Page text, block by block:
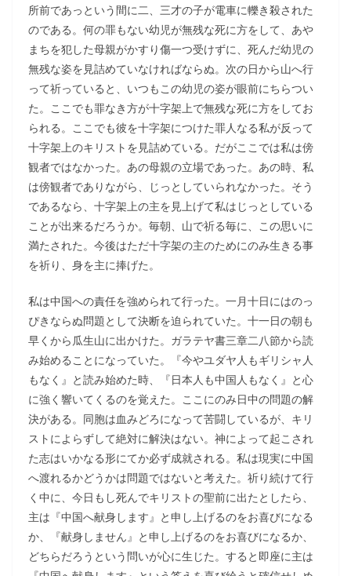
所前であっという間に二、三才の子が電車に轢き殺された
のである。何の罪もない幼児が無残な死に方をして、あや
まちを犯した母親がかすり傷一つ受けずに、死んだ幼児の
無残な姿を見詰めていなければならぬ。次の日から山へ行
って祈っていると、いつもこの幼児の姿が眼前にちらつい
た。ここでも罪なき方が十字架上で無残な死に方をしてお
られる。ここでも彼を十字架につけた罪人なる私が反って
十字架上のキリストを見詰めている。だがここでは私は傍
観者ではなかった。あの母親の立場であった。あの時、私
は傍観者でありながら、じっとしていられなかった。そう
であるなら、十字架上の主を見上げて私はじっとしている
ことが出来るだろうか。毎朝、山で祈る毎に、この思いに
満たされた。今後はただ十字架の主のためにのみ生きる事
を祈り、身を主に捧げた。
私は中国への責任を強められて行った。一月十日にはのっ
ぴきならぬ問題として決断を迫られていた。十一日の朝も
早くから瓜生山に出かけた。ガラテヤ書三章二八節から読
み始めることになっていた。『今やユダヤ人もギリシャ人
もなく』と読み始めた時、『日本人も中国人もなく』と心
に強く響いてくるのを覚えた。ここにのみ日中の問題の解
決がある。同胞は血みどろになって苦闘しているが、キリ
ストによらずして絶対に解決はない。神によって起こされ
た志はいかなる形にてか必ず成就される。私は現実に中国
へ渡れるかどうかは問題ではないと考えた。祈り続けて行
く中に、今日もし死んでキリストの聖前に出たとしたら、
主は『中国へ献身します』と申し上げるのをお喜びになる
か、『献身しません』と申し上げるのをお喜びになるか、
どちらだろうという問いが心に生じた。すると即座に主は